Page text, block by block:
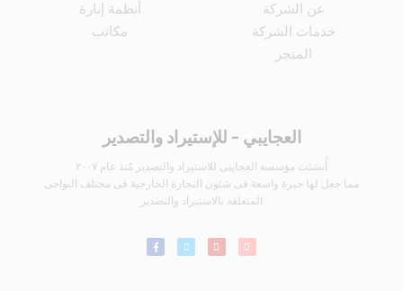
أنظمة إنارة
مكاتب
عن الشركة
خدمات الشركة
المتجر
العجايبي - للإستيراد والتصدير
أُنشئت مؤسسة العجايبى للاستيراد والتصدير مُنذ عام ٢٠٠٧
مما جعل لها خبرة واسعة فى شئون التجارة الخارجية فى مختلف النواحى
المتعلقة بالاستيراد والتصدير